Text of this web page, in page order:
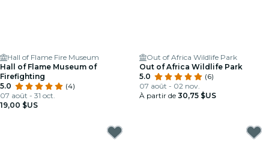
Hall of Flame Fire Museum
Hall of Flame Museum of
Firefighting
5.0
(4)
07 août - 31 oct.
19,00 $US
Out of Africa Wildlife Park
Out of Africa Wildlife Park
5.0
(6)
07 août - 02 nov.
À partir de 30,75 $US